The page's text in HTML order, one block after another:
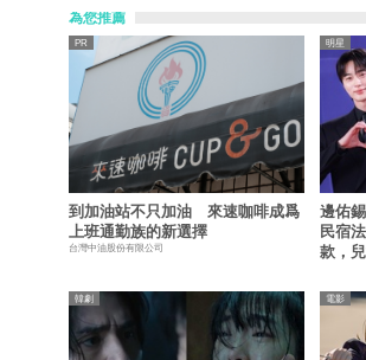
為您推薦
到加油站不只加油 來速咖啡成爲
上班通勤族的新選擇
台灣中油股份有限公司
邊佑
民宿
款，
明星
韓劇 電影